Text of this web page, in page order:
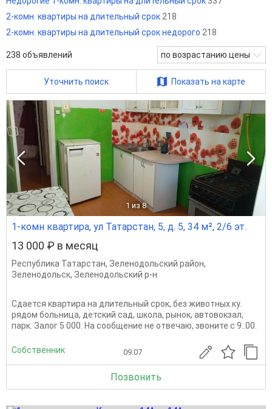
2-комн. квартиры на длительный срок 218
2-комн. квартиры на длительный срок недорого 218
238 объявлений по возрастанию цены
Уточнить поиск Показать на карте
1 из 8
1-комн квартира, ул Татарстан, 5, д. 5, 34 м², 2/6 эт.
13 000 ₽ в месяц
Республика Татарстан, Зеленодольский район,
Зеленодольск, Зеленодольский р-н
Сдается квартира на длительный срок, без животных.ку.
рядом больница, детский сад, школа, рынок, автовокзал,
парк. Залог 5 000. На сообщение не отвечаю, звоните с 9..00.
Собственник 09.07
Позвонить